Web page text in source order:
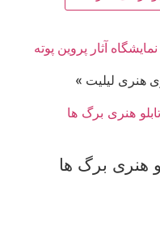
آثار پروین پوته
هنری لیلیت »
هنری برگ ها